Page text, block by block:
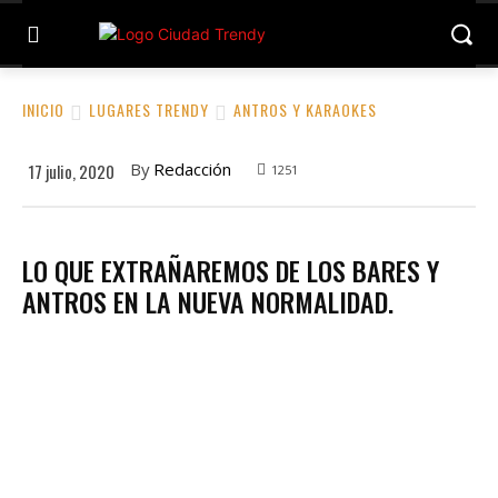
INICIO LUGARES TRENDY ANTROS Y KARAOKES
17 julio, 2020 By Redacción 1251
LO QUE EXTRAÑAREMOS DE LOS BARES Y
ANTROS EN LA NUEVA NORMALIDAD.